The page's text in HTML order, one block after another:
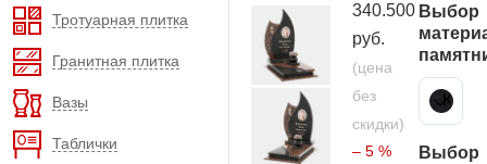
Тротуарная плитка
Гранитная плитка
Вазы
Таблички
340.500
руб.
(цена
без
скидки)
– 5 %
Выбор
Карельский гранит
Выбор